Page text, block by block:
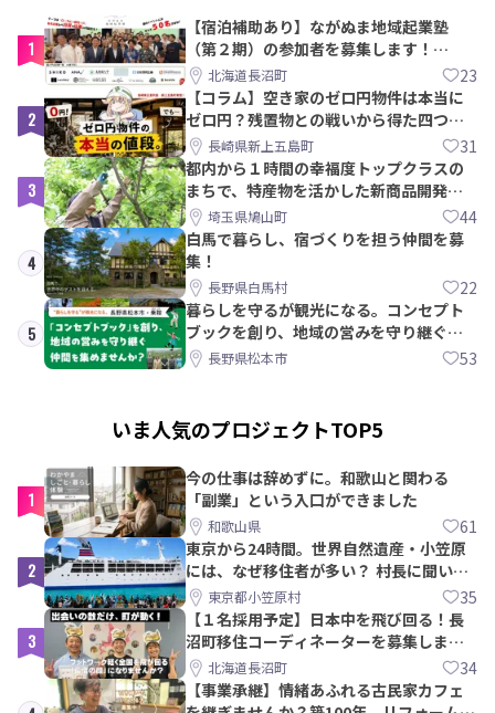
1
【宿泊補助あり】ながぬま地域起業塾
（第２期）の参加者を募集します！
【8/21〆】
北海道長沼町 23
2
【コラム】空き家のゼロ円物件は本当に
ゼロ円？残置物との戦いから得た四つの
教訓｜新上五島町
長崎県新上五島町 31
3
都内から１時間の幸福度トップクラスの
まちで、特産物を活かした新商品開発＆
PRメンバー募集！
埼玉県鳩山町 44
4
白馬で暮らし、宿づくりを担う仲間を募
集！
長野県白馬村 22
5
暮らしを守るが観光になる。コンセプト
ブックを創り、地域の営みを守り継ぐ仲
間を集めませんか？
長野県松本市 53
いま人気のプロジェクトTOP5
1
今の仕事は辞めずに。和歌山と関わる
「副業」という入口ができました
和歌山県 61
2
東京から24時間。世界自然遺産・小笠原
には、なぜ移住者が多い？ 村長に聞いて
みた東京都小笠原村 35
3
【１名採用予定】日本中を飛び回る！長
沼町移住コーディネーターを募集しま
す！北海道長沼町 34
【事業承継】情緒あふれる古民家カフェ